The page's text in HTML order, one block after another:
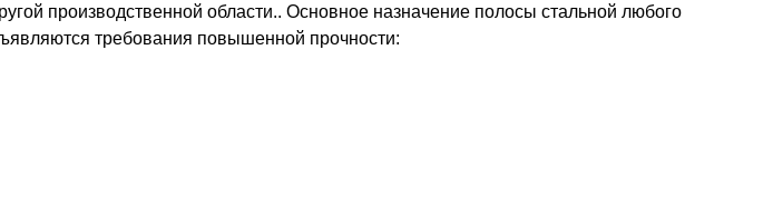
производственной области.. Основное назначение полосы стальной любого
требования повышенной прочности: